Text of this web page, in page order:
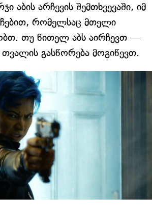
აბის არჩევის შემთხვევაში, იმ
რომელსაც მთელი
თუ წითელ აბს აირჩევთ —
გასწორება მოგიწევთ.